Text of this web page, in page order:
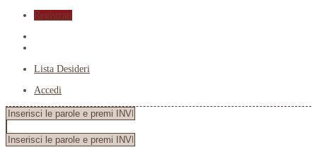
Registrati
Lista Desideri
Accedi